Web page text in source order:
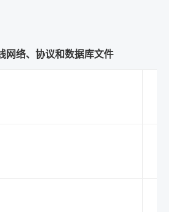
网络、协议和数据库文件